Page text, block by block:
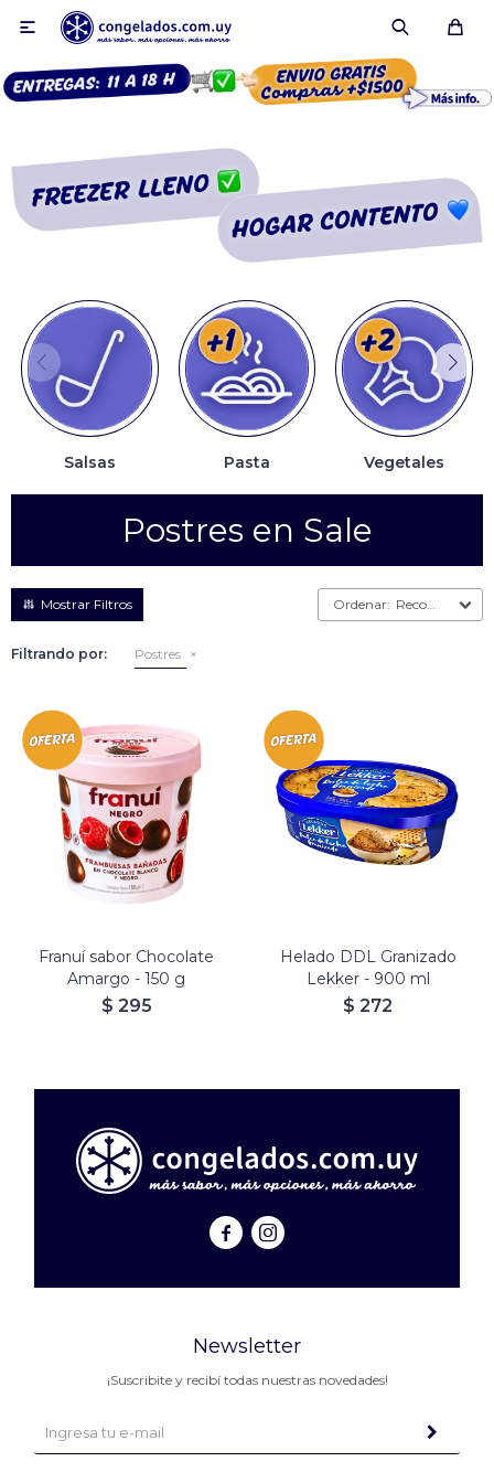

Salsas Pasta Vegetales
Postres en Sale
Recomendados
Filtrando por: Postres
Franuí sabor Chocolate
Amargo - 150 g
$ 295
Helado DDL Granizado
Lekker - 900 ml
$ 272
 
Newsletter
¡Suscribite y recibí todas nuestras novedades!
Smoothies
Fruta congelada
Pulpas
Pizzas
Otros
Arrolladitos primavera
Croquetas
Otros
Bastones
Especialidades
Ravioles
Tallarines
Ñoquis
Especialidades
Nuggets
Sin rebozar
Rebozados
Sin Rebozar
Helados